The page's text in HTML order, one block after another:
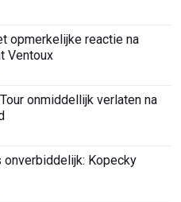
opmerkelijke reactie na
Ventoux
onmiddellijk verlaten na
onverbiddelijk: Kopecky